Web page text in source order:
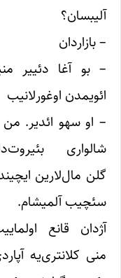
آلیبسان؟
– بازاردان
– بو آغا دئییر منیم
ائویمدن اوغورلانیب
– او سهو ائدیر. من بو
شالواری بئیروت‌دان
گلن مال‌لارین ایچیندن
سئچیب آلمیشام.
آژدان قانع اولماییب،
منی کلانتری‌یه آپاردی.